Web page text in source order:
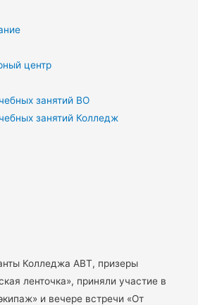
центр
занятий ВО
занятий Колледж
Колледжа АВТ, призеры
ленточка», приняли участие в
и вечере встречи «От